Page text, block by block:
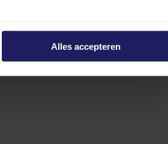
Alles accepteren